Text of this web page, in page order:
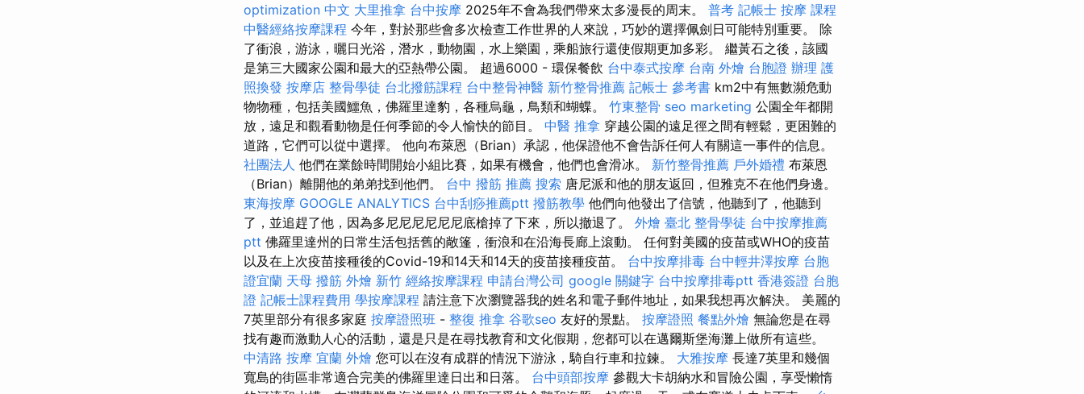
optimization 中文 大里推拿 台中按摩 2025年不會為我們帶來太多漫長的周末。 普考 記帳士 按摩 課程
中醫經絡按摩課程 今年，對於那些會多次檢查工作世界的人來說，巧妙的選擇佩劍日可能特別重要。 除
了衝浪，游泳，曬日光浴，潛水，動物園，水上樂園，乘船旅行還使假期更加多彩。 繼黃石之後，該國
是第三大國家公園和最大的亞熱帶公園。 超過6000 - 環保餐飲 台中泰式按摩 台南 外燴 台胞證 辦理 護
照換發 按摩店 整骨學徒 台北撥筋課程 台中整骨神醫 新竹整骨推薦 記帳士 參考書 km2中有無數瀕危動
物物種，包括美國鱷魚，佛羅里達豹，各種烏龜，鳥類和蝴蝶。 竹東整骨 seo marketing 公園全年都開
放，遠足和觀看動物是任何季節的令人愉快的節目。 中醫 推拿 穿越公園的遠足徑之間有輕鬆，更困難的
道路，它們可以從中選擇。 他向布萊恩（Brian）承認，他保證他不會告訴任何人有關這一事件的信息。
社團法人 他們在業餘時間開始小組比賽，如果有機會，他們也會滑冰。 新竹整骨推薦 戶外婚禮 布萊恩
（Brian）離開他的弟弟找到他們。 台中 撥筋 推薦 搜索 唐尼派和他的朋友返回，但雅克不在他們身邊。
東海按摩 GOOGLE ANALYTICS 台中刮痧推薦ptt 撥筋教學 他們向他發出了信號，他聽到了，他聽到
了，並追趕了他，因為多尼尼尼尼尼尼底槍掉了下來，所以撤退了。 外燴 臺北 整骨學徒 台中按摩推薦
ptt 佛羅里達州的日常生活包括舊的敞篷，衝浪和在沿海長廊上滾動。 任何對美國的疫苗或WHO的疫苗
以及在上次疫苗接種後的Covid-19和14天和14天的疫苗接種疫苗。 台中按摩排毒 台中輕井澤按摩 台胞
證宜蘭 天母 撥筋 外燴 新竹 經絡按摩課程 申請台灣公司 google 關鍵字 台中按摩排毒ptt 香港簽證 台胞
證 記帳士課程費用 學按摩課程 請注意下次瀏覽器我的姓名和電子郵件地址，如果我想再次解決。 美麗的
7英里部分有很多家庭 按摩證照班 - 整復 推拿 谷歌seo 友好的景點。 按摩證照 餐點外燴 無論您是在尋
找有趣而激動人心的活動，還是只是在尋找教育和文化假期，您都可以在邁爾斯堡海灘上做所有這些。
中清路 按摩 宜蘭 外燴 您可以在沒有成群的情況下游泳，騎自行車和拉鍊。 大雅按摩 長達7英里和幾個
寬島的街區非常適合完美的佛羅里達日出和日落。 台中頭部按摩 參觀大卡胡納水和冒險公​​園，享受懶惰